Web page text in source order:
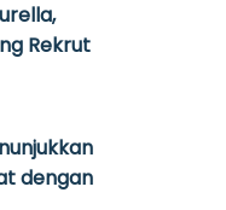
Rekrut
dengan